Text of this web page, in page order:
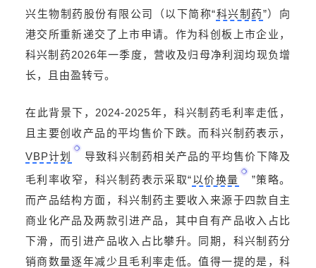
兴生物制药股份有限公司（以下简称“科兴制药”）向
港交所重新递交了上市申请。作为科创板上市企业，
科兴制药2026年一季度，营收及归母净利润均现负增
长，且由盈转亏。
在此背景下，2024-2025年，科兴制药毛利率走低，
且主要创收产品的平均售价下跌。而科兴制药表示，
VBP计划
导致科兴制药相关产品的平均售价下降及
毛利率收窄，科兴制药表示采取“以价换量
”策略。
而产品结构方面，科兴制药主要收入来源于四款自主
商业化产品及两款引进产品，其中自有产品收入占比
下滑，而引进产品收入占比攀升。同期，科兴制药分
销商数量逐年减少且毛利率走低。值得一提的是，科